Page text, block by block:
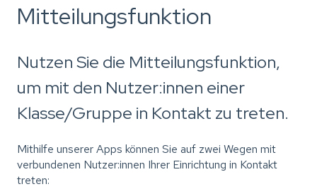
Mitteilungsfunktion
Nutzen Sie die Mitteilungsfunktion,
um mit den Nutzer:innen einer
Klasse/Gruppe in Kontakt zu treten.
Mithilfe unserer Apps können Sie auf zwei Wegen mit
verbundenen Nutzer:innen Ihrer Einrichtung in Kontakt
treten: